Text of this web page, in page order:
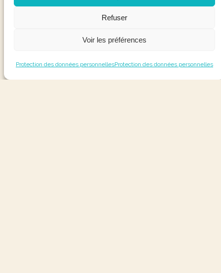
Refuser
Voir les préférences
Protection des données personnellesProtection des données personnelles